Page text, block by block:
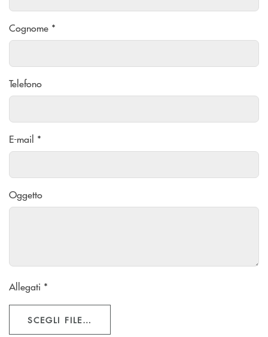
Cognome *
Telefono
E-mail *
Oggetto
Allegati *
SCEGLI FILE…